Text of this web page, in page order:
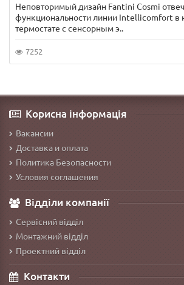
Неповторимый дизайн Fantini Cosmi
функциональности линии Intellicomfort в
термостате с сенсорным э..
7252
Корисна інформація
Вакансии
Доставка и оплата
Политика Безопасности
Условия соглашения
Відділи компанії
Сервісний відділ
Монтажний відділ
Проектний відділ
Контакти